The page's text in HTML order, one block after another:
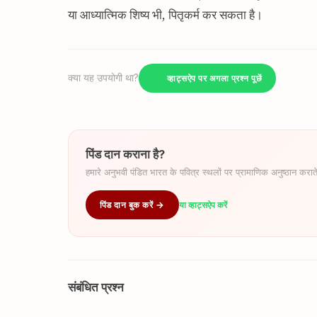
या आध्यात्मिक शिष्य भी, पितृकर्म कर सकता है।
क्या यह उपयोगी था? व्हाट्सऐप पर अगला प्रश्न पूछें
पिंड दान कराना है?
हमारे अनुभवी पंडित भारत के पवित्र स्थलों पर प्रामाणिक अनुष्ठान
पिंड दान बुक करें → या व्हाट्सऐप करें
संबंधित प्रश्न